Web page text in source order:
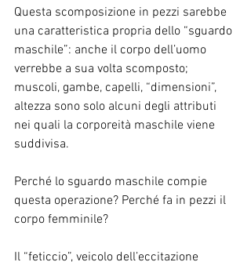
Questa scomposizione in pezzi sarebbe
una caratteristica propria dello “sguardo
maschile”: anche il corpo dell’uomo
verrebbe a sua volta scomposto;
muscoli, gambe, capelli, “dimensioni”,
altezza sono solo alcuni degli attributi
nei quali la corporeità maschile viene
suddivisa.
Perché lo sguardo maschile compie
questa operazione? Perché fa in pezzi il
corpo femminile?
Il “feticcio”, veicolo dell’eccitazione